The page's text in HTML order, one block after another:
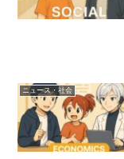
ニュース・社会